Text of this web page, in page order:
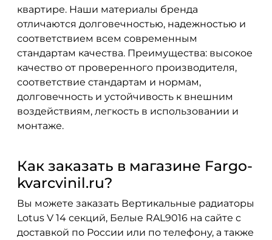
квартире. Наши материалы бренда
отличаются долговечностью, надежностью и
соответствием всем современным
стандартам качества. Преимущества: высокое
качество от проверенного производителя,
соответствие стандартам и нормам,
долговечность и устойчивость к внешним
воздействиям, легкость в использовании и
монтаже.
Как заказать в магазине Fargo-
kvarcvinil.ru?
Вы можете заказать Вертикальные радиаторы
Lotus V 14 секций, Белые RAL9016 на сайте с
доставкой по России или по телефону, а также